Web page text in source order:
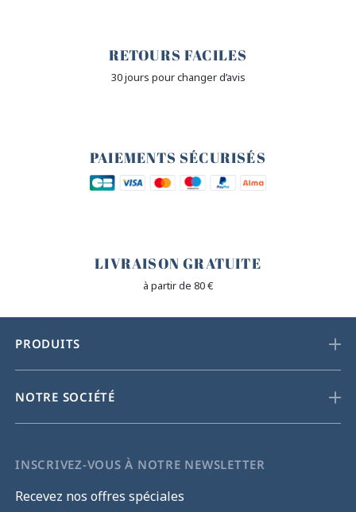
RETOURS FACILES
30 jours pour changer d’avis
PAIEMENTS SÉCURISÉS
LIVRAISON GRATUITE
à partir de 80 €
PRODUITS
NOTRE SOCIÉTÉ
INSCRIVEZ-VOUS À NOTRE NEWSLETTER
Recevez nos offres spéciales